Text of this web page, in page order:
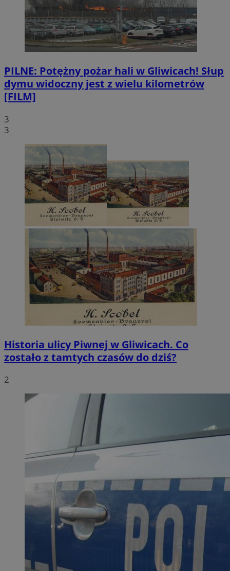
PILNE: Potężny pożar hali w Gliwicach! Słup
dymu widoczny jest z wielu kilometrów
[FILM]
3
3
Historia ulicy Piwnej w Gliwicach. Co
zostało z tamtych czasów do dziś?
2